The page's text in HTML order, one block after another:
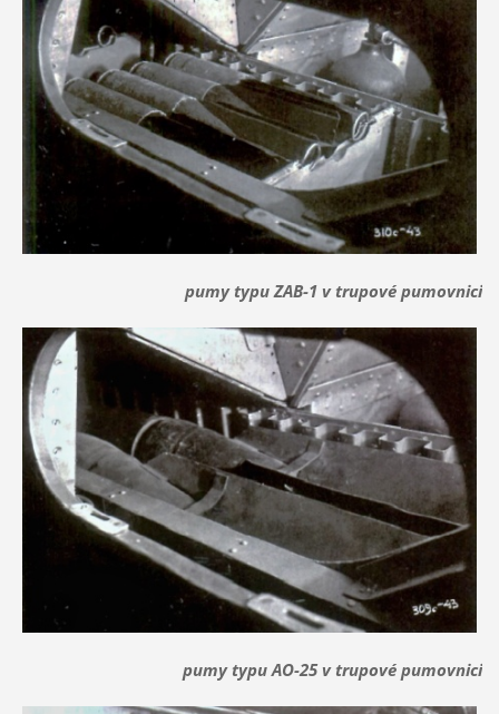
pumy typu ZAB-1 v trupové pumovnici
pumy typu AO-25 v trupové pumovnici